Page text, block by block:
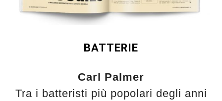
BATTERIE
Carl Palmer
Tra i batteristi più popolari degli anni